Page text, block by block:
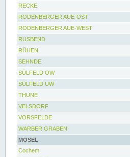
RECKE
RODENBERGER AUE-OST
RODENBERGER AUE-WEST
RUSBEND
RÜHEN
SEHNDE
SÜLFELD OW
SÜLFELD UW
THUNE
VELSDORF
VORSFELDE
WARBER GRABEN
MOSEL
Cochem